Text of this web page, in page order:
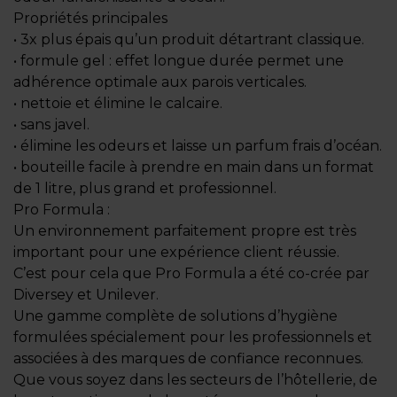
Propriétés principales
• 3x plus épais qu’un produit détartrant classique.
• formule gel : effet longue durée permet une
adhérence optimale aux parois verticales.
• nettoie et élimine le calcaire.
• sans javel.
• élimine les odeurs et laisse un parfum frais d’océan.
• bouteille facile à prendre en main dans un format
de 1 litre, plus grand et professionnel.
Pro Formula :
Un environnement parfaitement propre est très
important pour une expérience client réussie.
C’est pour cela que Pro Formula a été co-crée par
Diversey et Unilever.
Une gamme complète de solutions d’hygiène
formulées spécialement pour les professionnels et
associées à des marques de confiance reconnues.
Que vous soyez dans les secteurs de l’hôtellerie, de